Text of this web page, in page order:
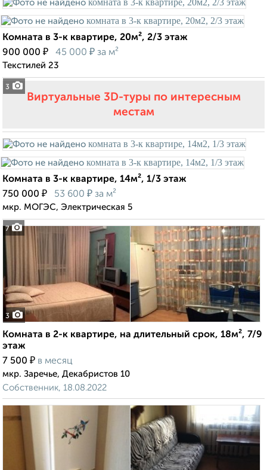
3
Комната в 3-к квартире, 20м², 2/3 этаж
900 000 ₽ 45 000 ₽ за м²
Текстилей 23
Виртуальные 3D-туры по интересным
местам
7
Комната в 3-к квартире, 14м², 1/3 этаж
750 000 ₽ 53 600 ₽ за м²
мкр. МОГЭС, Электрическая 5
3
Комната в 2-к квартире, на длительный срок, 18м², 7/9
этаж
7 500 ₽ в месяц
мкр. Заречье, Декабристов 10
Собственник, 18.08.2022